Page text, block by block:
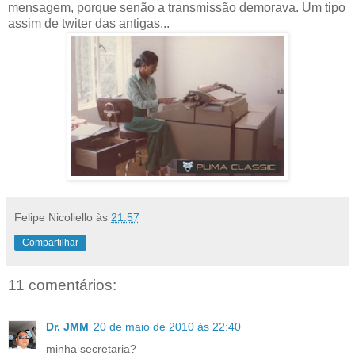
mensagem, porque senão a transmissão demorava. Um tipo
assim de twiter das antigas...
Felipe Nicoliello às 21:57
Compartilhar
11 comentários:
Dr. JMM 20 de maio de 2010 às 22:40
minha secretaria?